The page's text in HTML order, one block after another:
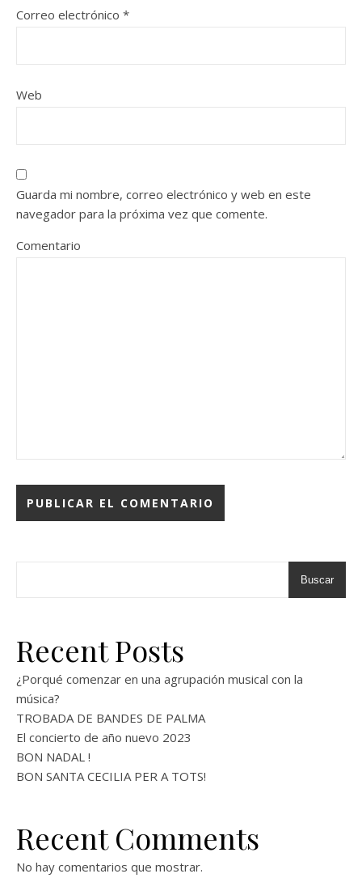
Correo electrónico *
Web
Guarda mi nombre, correo electrónico y web en este
navegador para la próxima vez que comente.
Comentario
Buscar
Recent Posts
¿Porqué comenzar en una agrupación musical con la
música?
TROBADA DE BANDES DE PALMA
El concierto de año nuevo 2023
BON NADAL !
BON SANTA CECILIA PER A TOTS!
Recent Comments
No hay comentarios que mostrar.